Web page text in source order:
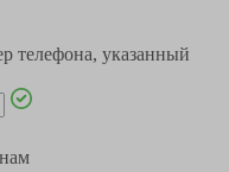
телефона, указанный